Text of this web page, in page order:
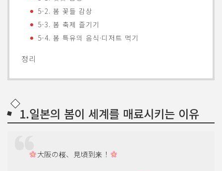
5-2. 봄 꽃들 감상
5-3. 봄 축제 즐기기
5-4. 봄 특유의 음식·디저트 먹기
정리
1.일본의 봄이 세계를 매료시키는 이유
大阪の桜、見頃到来！